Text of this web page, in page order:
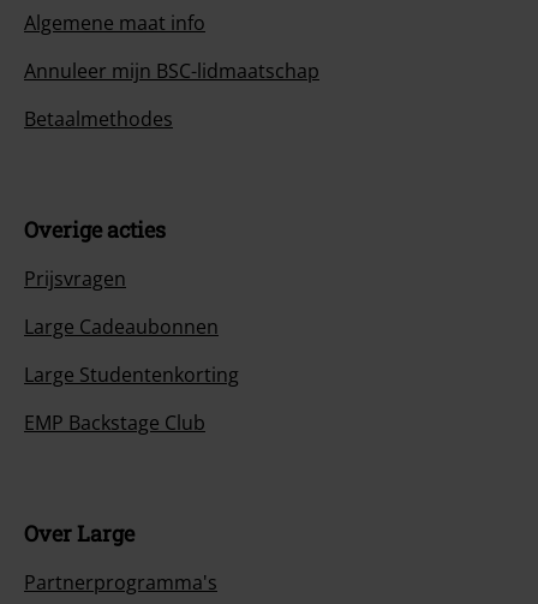
Algemene maat info
Annuleer mijn BSC-lidmaatschap
Betaalmethodes
Overige acties
Prijsvragen
Large Cadeaubonnen
Large Studentenkorting
EMP Backstage Club
Over Large
Partnerprogramma's